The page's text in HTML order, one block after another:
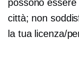
possono
città; non
la tua licenza/